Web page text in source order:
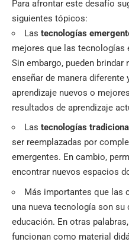
Para afrontar este desafío
siguientes tópicos:
Las tecnologías
mejores que las tecnologías
Sin embargo, pueden brindar
enseñar de manera
aprendizaje nuevos o
resultados de aprendizaje
Las tecnologías
ser reemplazadas por
emergentes. En cambio,
encontrar nuevos espacios
Más importantes que las
una nueva tecnología son
educación. En otras
funcionan como material